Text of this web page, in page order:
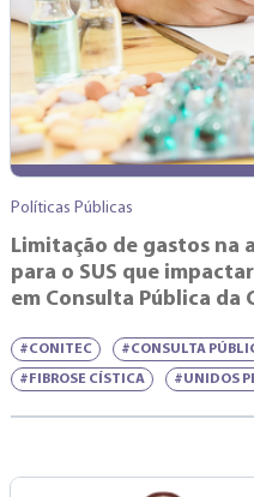
Políticas Públicas
Limitação de gastos na
para o SUS que
em Consulta Pública da
#CONITEC #CONSULTA
#FIBROSE CÍSTICA #UNIDOS